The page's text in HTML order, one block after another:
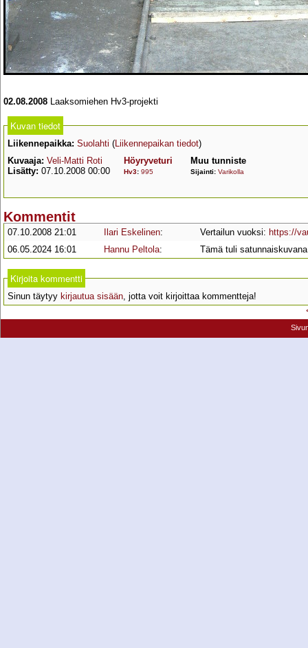
02.08.2008 Laaksomiehen Hv3-projekti
Kuvan tiedot
Liikennepaikka: Suolahti (Liikennepaikan tiedot)
Kuvaaja: Veli-Matti Roti
Lisätty: 07.10.2008 00:00
Höyryveturi
Hv3: 995
Muu tunniste
Sijainti: Varikolla
Kommentit
07.10.2008 21:01 Ilari Eskelinen: Vertailun vuoksi: https://
06.05.2024 16:01
Hannu Peltola: Tämä tuli
Kirjoita kommentti
Sinun täytyy kirjautua sisään, jotta voit kirjoittaa kommentteja!